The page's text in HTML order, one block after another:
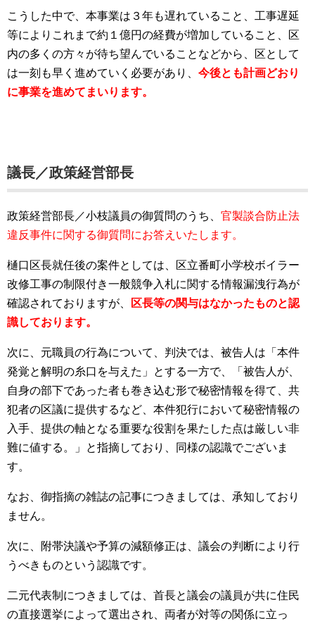
こうした中で、本事業は３年も遅れていること、工事遅延
等によりこれまで約１億円の経費が増加していること、区
内の多くの方々が待ち望んでいることなどから、区として
は一刻も早く進めていく必要があり、 今後とも計画どおり
に事業を進めてまいります。
議長／政策経営部長
政策経営部長／小枝議員の御質問のうち、 官製談合防止法
違反事件に関する御質問にお答えいたします。
樋口区長就任後の案件としては、区立番町小学校ボイラー
改修工事の制限付き一般競争入札に関する情報漏洩行為が
確認されておりますが、
区長等の関与はなかったものと認
識しております。
次に、元職員の行為について、判決では、被告人は「本件
発覚と解明の糸口を与えた」とする一方で、「被告人が、
自身の部下であった者も巻き込む形で秘密情報を得て、共
犯者の区議に提供するなど、本件犯行において秘密情報の
入手、提供の軸となる重要な役割を果たした点は厳しい非
難に値する。」と指摘しており、同様の認識でございま
す。
なお、御指摘の雑誌の記事につきましては、承知しており
ません。
次に、附帯決議や予算の減額修正は、議会の判断により行
うべきものという認識です。
二元代表制につきましては、首長と議会の議員が共に住民
の直接選挙によって選出され、両者が対等の関係に立っ